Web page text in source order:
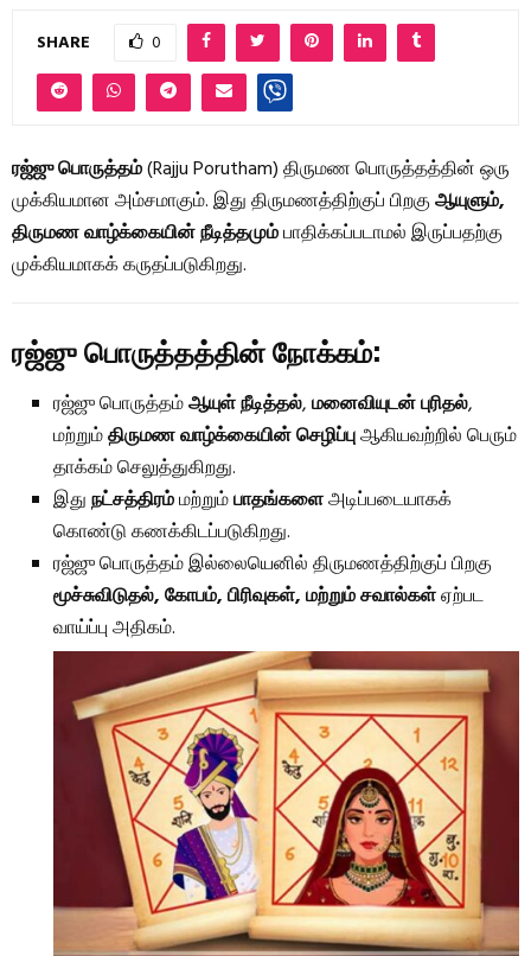
SHARE 0
ரஜ்ஜு பொருத்தம்(Rajju Porutham) திருமண பொருத்தத்தின் ஒரு
முக்கியமான அம்சமாகும். இது திருமணத்திற்குப் பிறகுஆயுளும்,
திருமண வாழ்க்கையின் நீடித்தமும்பாதிக்கப்படாமல் இருப்பதற்கு
முக்கியமாகக் கருதப்படுகிறது.
ரஜ்ஜு பொருத்தத்தின் நோக்கம்:
ரஜ்ஜு பொருத்தம்ஆயுள் நீடித்தல்,மனைவியுடன் புரிதல்,
மற்றும்திருமண வாழ்க்கையின் செழிப்புஆகியவற்றில் பெரும்
தாக்கம் செலுத்துகிறது.
இதுநட்சத்திரம்மற்றும்பாதங்களைஅடிப்படையாகக்
கொண்டு கணக்கிடப்படுகிறது.
ரஜ்ஜு பொருத்தம் இல்லையெனில் திருமணத்திற்குப் பிறகு
மூச்சுவிடுதல், கோபம், பிரிவுகள், மற்றும் சவால்கள்ஏற்பட
வாய்ப்பு அதிகம்.